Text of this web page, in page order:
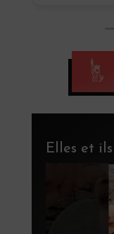
tellement
les autres.
Si tu veux
c’est yoga
Anissa
Elles et